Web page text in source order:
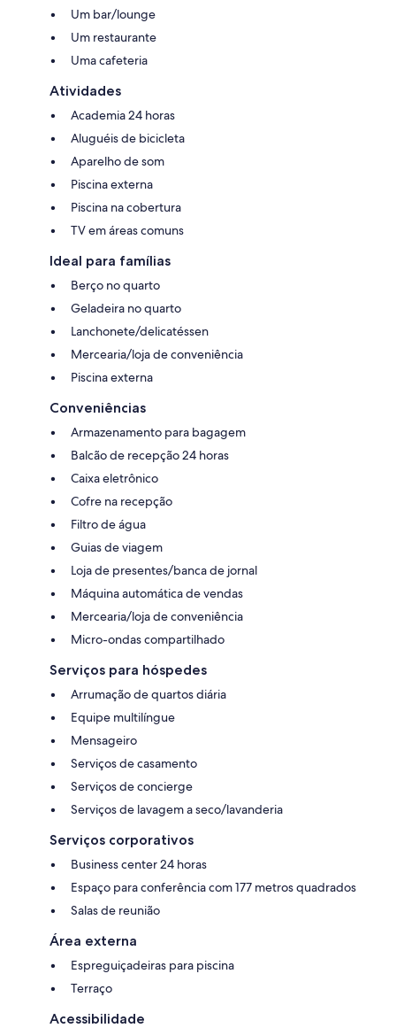
Um bar/lounge
Um restaurante
Uma cafeteria
Atividades
Academia 24 horas
Aluguéis de bicicleta
Aparelho de som
Piscina externa
Piscina na cobertura
TV em áreas comuns
Ideal para famílias
Berço no quarto
Geladeira no quarto
Lanchonete/delicatéssen
Mercearia/loja de conveniência
Piscina externa
Conveniências
Armazenamento para bagagem
Balcão de recepção 24 horas
Caixa eletrônico
Cofre na recepção
Filtro de água
Guias de viagem
Loja de presentes/banca de jornal
Máquina automática de vendas
Mercearia/loja de conveniência
Micro-ondas compartilhado
Serviços para hóspedes
Arrumação de quartos diária
Equipe multilíngue
Mensageiro
Serviços de casamento
Serviços de concierge
Serviços de lavagem a seco/lavanderia
Serviços corporativos
Business center 24 horas
Espaço para conferência com 177 metros quadrados
Salas de reunião
Área externa
Espreguiçadeiras para piscina
Terraço
Acessibilidade